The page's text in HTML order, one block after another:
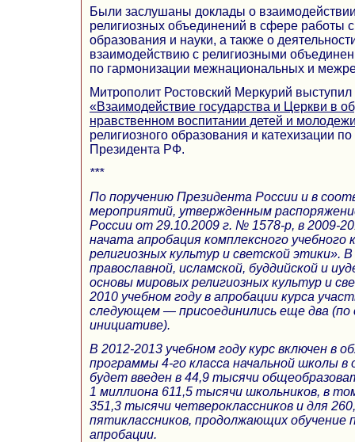
Были заслушаны доклады о взаимодействии
религиозных объединений в сфере работы
образования и науки, а также о
взаимодействию с религиозными
по гармонизации межнациональных и
Митрополит Ростовский Меркурий
«Взаимодействие государства и Церкви в
нравственном воспитании детей и
религиозного образования и катехизации
Президента РФ.
***
По поручению Президента России и в
мероприятий, утвержденным
России от 29.10.2009 г. № 1578-р, в 2009-
начата апробация комплексного учебного
религиозных культур и светской этики».
православной, исламской, буддийской и
основы мировых религиозных культур и
2010 учебном году в апробации курса
следующем — присоединились еще два (по
инициативе).
В 2012-2013 учебном году курс включен в
программы 4-го класса начальной школы в
будет введен в 44,9 тысячи
1 миллиона 611,5 тысячи школьников, в
351,3 тысячи четвероклассников и для
пятиклассников, продолжающих обучение
апробации.